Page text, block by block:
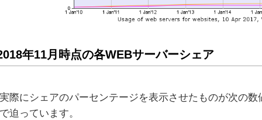
年11月時点の各WEBサーバーシェア
実際にシェアのパーセンテージを表示させたものが次の
で迫っています。